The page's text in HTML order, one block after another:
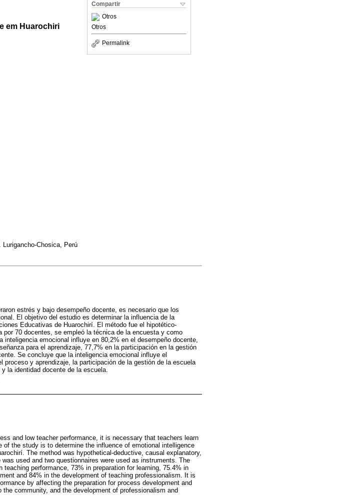
Compartir
Otros
Otros
Permalink
em Huarochiri
Chosica, Perú
estrés y bajo desempeño docente, es necesario que los
El objetivo del estudio es determinar la influencia de la
Educativas de Huarochirí. El método fue el hipotético-
70 docentes, se empleó la técnica de la encuesta y como
emocional influye en 80,2% en el desempeño docente,
para el aprendizaje, 77,7% en la participación en la gestión
Se concluye que la inteligencia emocional influye el
proceso y aprendizaje, la participación de la gestión de la escuela
la identidad docente de la escuela.
and low teacher performance, it is necessary that teachers learn
the study is to determine the influence of emotional intelligence
The method was hypothetical-deductive, causal explanatory,
used and two questionnaires were used as instruments. The
performance, 73% in preparation for learning, 75.4% in
and 84% in the development of teaching professionalism. It is
by affecting the preparation for process development and
community, and the development of professionalism and